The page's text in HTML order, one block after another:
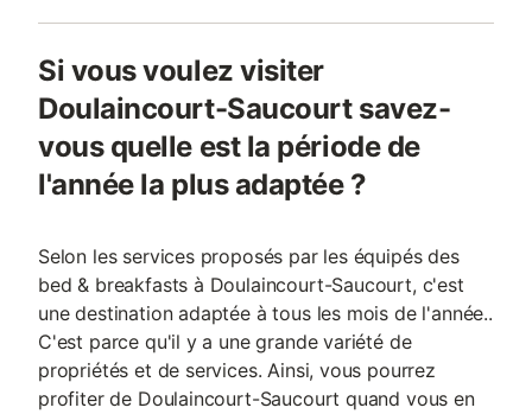
Si vous voulez visiter
Doulaincourt-Saucourt savez-
vous quelle est la période de
l'année la plus adaptée ?
Selon les services proposés par les équipés des
bed & breakfasts à Doulaincourt-Saucourt, c'est
une destination adaptée à tous les mois de l'année..
C'est parce qu'il y a une grande variété de
propriétés et de services. Ainsi, vous pourrez
profiter de Doulaincourt-Saucourt quand vous en